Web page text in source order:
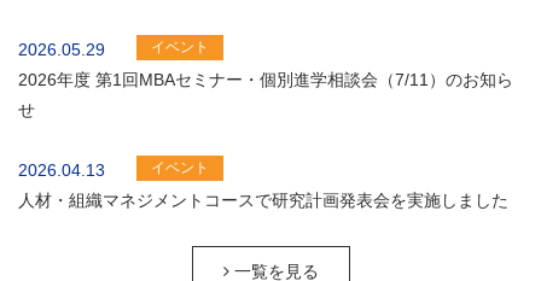
2026.05.29 イベント
2026年度 第1回MBAセミナー・個別進学相談会（7/11）のお知ら
せ
2026.04.13 イベント
人材・組織マネジメントコースで研究計画発表会を実施しました
一覧を見る